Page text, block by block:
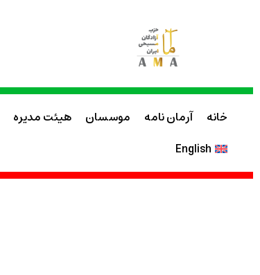
خانه آرمان نامه موسسان هیئت مدیره
English